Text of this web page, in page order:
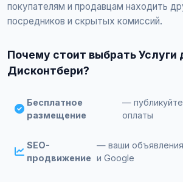
покупателям и продавцам находить
посредников и скрытых комиссий.
Почему стоит выбрать Услуги
Дисконтбери?
Бесплатное
размещение
—
оплаты
SEO-
продвижение
— ваши
и Google